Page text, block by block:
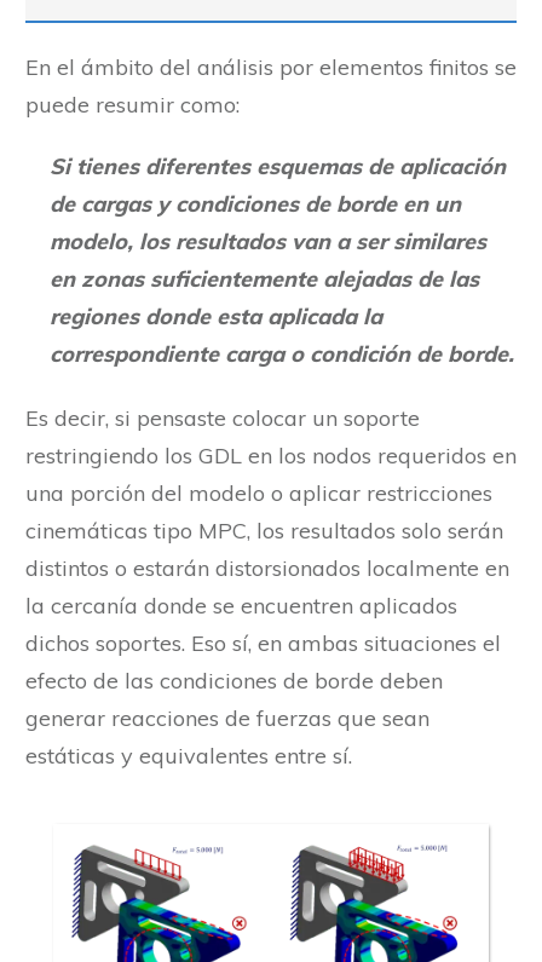
En el ámbito del análisis por elementos finitos se
puede resumir como:
Si tienes diferentes esquemas de aplicación
de cargas y condiciones de borde en un
modelo, los resultados van a ser similares
en zonas suficientemente alejadas de las
regiones donde esta aplicada la
correspondiente carga o condición de borde.
Es decir, si pensaste colocar un soporte
restringiendo los GDL en los nodos requeridos en
una porción del modelo o aplicar restricciones
cinemáticas tipo MPC, los resultados solo serán
distintos o estarán distorsionados localmente en
la cercanía donde se encuentren aplicados
dichos soportes. Eso sí, en ambas situaciones el
efecto de las condiciones de borde deben
generar reacciones de fuerzas que sean
estáticas y equivalentes entre sí.